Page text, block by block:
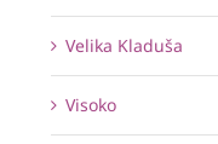
Velika Kladuša
Visoko